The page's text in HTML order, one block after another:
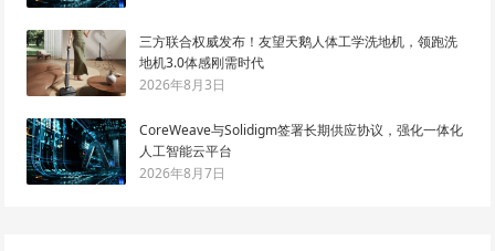
三方联合权威发布！友望天鹅人体工学洗地机，领跑洗
地机3.0体感刚需时代
2026年8月3日
CoreWeave与Solidigm签署长期供应协议，强化一体化
人工智能云平台
2026年8月7日